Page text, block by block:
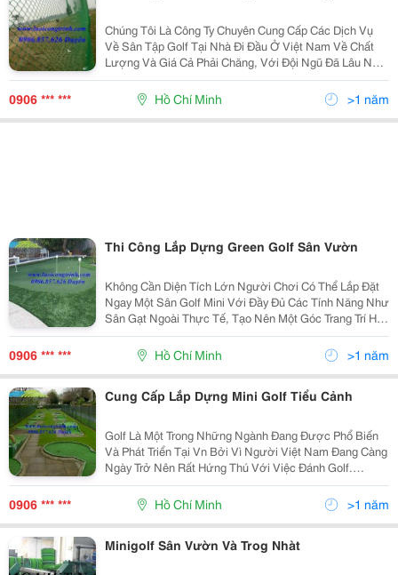
Chúng Tôi Là Công Ty Chuyên Cung Cấp Các Dịch Vụ
Về Sân Tập Golf Tại Nhà Đi Đầu Ở Việt Nam Về Chất
Lượng Và Giá Cả Phải Chăng, Với Đội Ngũ Đã Lâu Năm
Nhiều Kinh Nghiệm Về Thi Công Golf Mini Tại Nhà, Sẽ
Mang Lại Các Sản Phẩm Chất Lượng Và Thẩm Mỹ.
0906 *** *** Hồ Chí Minh >1 năm
Thi Công Lắp Dựng Green Golf Sân Vườn
Không Cần Diện Tích Lớn Người Chơi Có Thể Lắp Đặt
Ngay Một Sân Golf Mini Với Đầy Đủ Các Tính Năng Như
Sân Gạt Ngoài Thực Tế, Tạo Nên Một Góc Trang Trí Hài
Hòa Và Sang Trọng. Đồng Thời Giúp Những Người
Chơi Golf Có Thể Cầm Gậy Gạt Bóng Ngay Bất
0906 *** *** Hồ Chí Minh >1 năm
Cung Cấp Lắp Dựng Mini Golf Tiểu Cảnh
Golf Là Một Trong Những Ngành Đang Được Phổ Biến
Và Phát Triển Tại Vn Bởi Vì Người Việt Nam Đang Càng
Ngày Trở Nên Rất Hứng Thú Với Việc Đánh Golf.
Những Đường Cong Uốn Lượn, Mặt Sân Lúc Lồi Lúc
Lõm Tạo Nên Vẻ Đẹp Và Độ Thách Thức, Đi Kèm Với H
0906 *** *** Hồ Chí Minh >1 năm
Minigolf Sân Vườn Và Trog Nhàt